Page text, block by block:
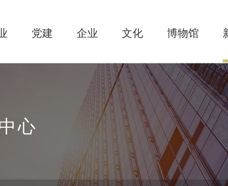
党建 企业 文化 博物馆
心